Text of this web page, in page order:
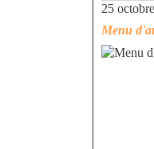
25
Menu